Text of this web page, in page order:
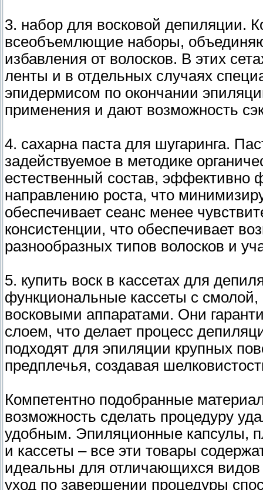
3. набор для восковой депиляции.
всеобъемлющие наборы,
избавления от волосков. В этих
ленты и в отдельных случаях
эпидермисом по окончании
применения и дают возможность
4. сахарна паста для шугаринга.
задействуемое в методике
естественный состав, эффективно
направлению роста, что
обеспечивает сеанс менее
консистенции, что обеспечивает
разнообразных типов волосков и
5. купить воск в кассетах для
функциональные кассеты с
восковыми аппаратами. Они
слоем, что делает процесс
подходят для эпиляции крупных
предплечья, создавая
Компетентно подобранные
возможность сделать процедуру
удобным. Эпиляционные капсулы,
и кассеты – все эти товары
идеальны для отличающихся видов
уход по завершении процедуры